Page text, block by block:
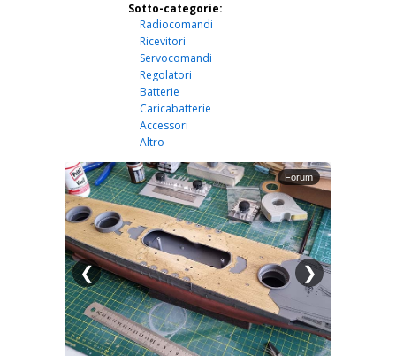
Sotto-categorie:
Radiocomandi
Ricevitori
Servocomandi
Regolatori
Batterie
Caricabatterie
Accessori
Altro